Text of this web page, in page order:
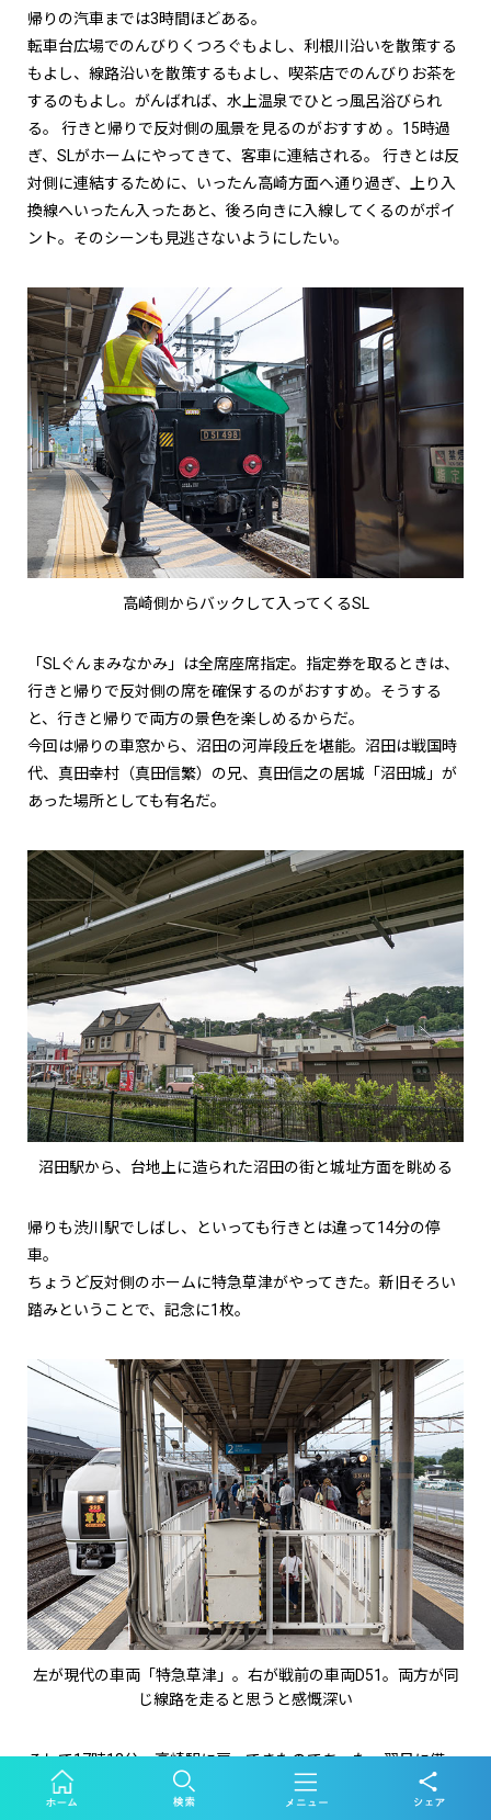
帰りの汽車までは3時間ほどある。
転車台広場でのんびりくつろぐもよし、利根川沿いを散策する
もよし、線路沿いを散策するもよし、喫茶店でのんびりお茶を
するのもよし。がんばれば、水上温泉でひとっ風呂浴びられ
る。 行きと帰りで反対側の風景を見るのがおすすめ 。15時過
ぎ、SLがホームにやってきて、客車に連結される。 行きとは反
対側に連結するために、いったん高崎方面へ通り過ぎ、上り入
換線へいったん入ったあと、後ろ向きに入線してくるのがポイ
ント。そのシーンも見逃さないようにしたい。
高崎側からバックして入ってくるSL
「SLぐんまみなかみ」は全席座席指定。指定券を取るときは、
行きと帰りで反対側の席を確保するのがおすすめ。そうする
と、行きと帰りで両方の景色を楽しめるからだ。
今回は帰りの車窓から、沼田の河岸段丘を堪能。沼田は戦国時
代、真田幸村（真田信繁）の兄、真田信之の居城「沼田城」が
あった場所としても有名だ。
沼田駅から、台地上に造られた沼田の街と城址方面を眺める
帰りも渋川駅でしばし、といっても行きとは違って14分の停
車。
ちょうど反対側のホームに特急草津がやってきた。新旧そろい
踏みということで、記念に1枚。
左が現代の車両「特急草津」。右が戦前の車両D51。両方が同
じ線路を走ると思うと感慨深い
そして17時13分、高崎駅に戻ってきたのであった。翌日に備
え、高崎駅周辺のホテルに宿泊する。